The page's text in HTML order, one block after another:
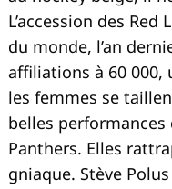
L’accession des
du monde, l’an
affiliations à 60 000,
les femmes se
belles performances
Panthers. Elles
gniaque. Stève Polus